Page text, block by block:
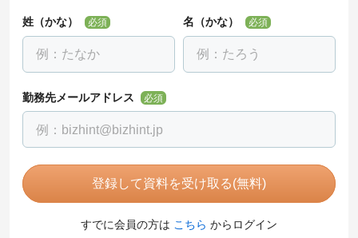
姓（かな） 必須 名（かな） 必須
勤務先メールアドレス 必須
登録して資料を受け取る(無料)
すでに会員の方は こちら からログイン